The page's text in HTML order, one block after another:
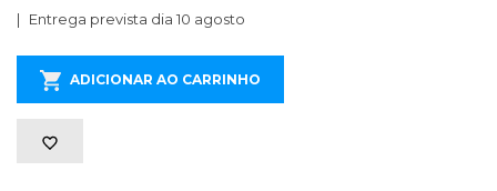
Entrega prevista dia 10 agosto
ADICIONAR AO CARRINHO